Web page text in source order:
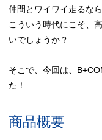
仲間とワイワイ走るな
こういう時代にこそ、
いでしょうか？
そこで、今回は、
た！
商品概要